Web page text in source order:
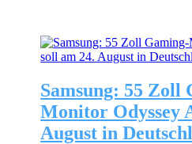
Samsung: 55 Zoll
Monitor Odyssey
August in